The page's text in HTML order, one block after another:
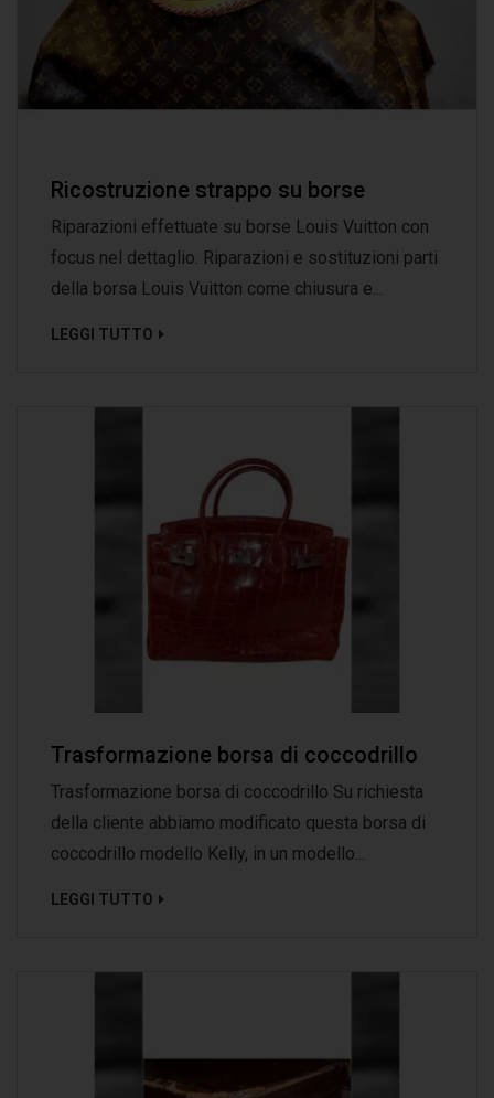
Ricostruzione strappo su borse
Riparazioni effettuate su borse Louis Vuitton con
focus nel dettaglio. Riparazioni e sostituzioni parti
della borsa Louis Vuitton come chiusura e...
LEGGI TUTTO
Trasformazione borsa di coccodrillo
Trasformazione borsa di coccodrillo Su richiesta
della cliente abbiamo modificato questa borsa di
coccodrillo modello Kelly, in un modello...
LEGGI TUTTO